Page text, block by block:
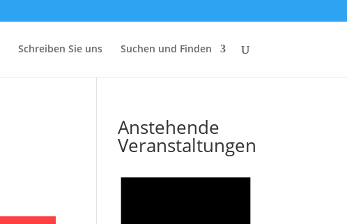
Schreiben Sie uns Suchen und Finden
Anstehende
Veranstaltungen